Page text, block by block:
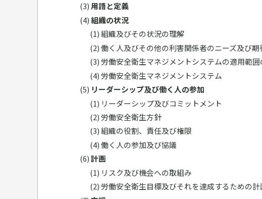
用語と定義
組織の状況
組織及びその状況の理解
働く人及びその他の利害関係者のニーズ及び期
労働安全衛生マネジメントシステムの適用範囲
労働安全衛生マネジメントシステム
リーダーシップ及び働く人の参加
リーダーシップ及びコミットメント
労働安全衛生方針
組織の役割、責任及び権限
働く人の参加及び協議
計画
リスク及び機会への取組み
労働安全衛生目標及びそれを達成するための計